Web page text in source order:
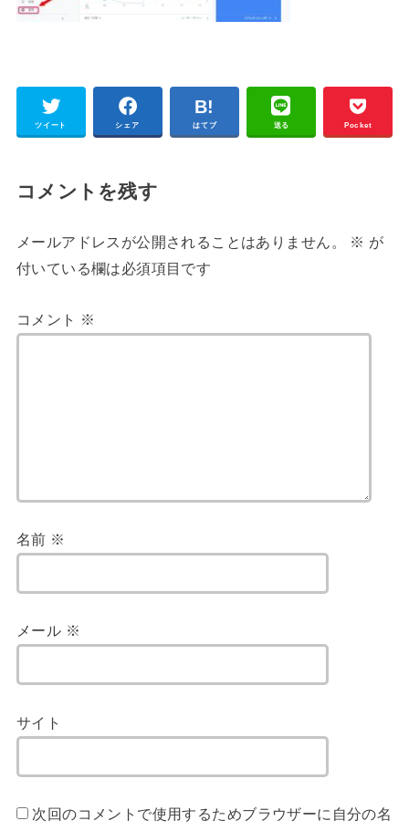
ツイート シェア はてブ 送る Pocket
コメントを残す
メールアドレスが公開されることはありません。 ※ が
付いている欄は必須項目です
コメント ※
名前 ※
メール ※
サイト
次回のコメントで使用するためブラウザーに自分の名